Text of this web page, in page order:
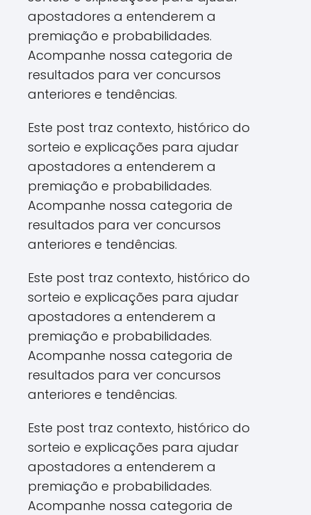
apostadores a entenderem a
premiação e probabilidades.
Acompanhe nossa categoria de
resultados para ver concursos
anteriores e tendências.
Este post traz contexto, histórico do
sorteio e explicações para ajudar
apostadores a entenderem a
premiação e probabilidades.
Acompanhe nossa categoria de
resultados para ver concursos
anteriores e tendências.
Este post traz contexto, histórico do
sorteio e explicações para ajudar
apostadores a entenderem a
premiação e probabilidades.
Acompanhe nossa categoria de
resultados para ver concursos
anteriores e tendências.
Este post traz contexto, histórico do
sorteio e explicações para ajudar
apostadores a entenderem a
premiação e probabilidades.
Acompanhe nossa categoria de